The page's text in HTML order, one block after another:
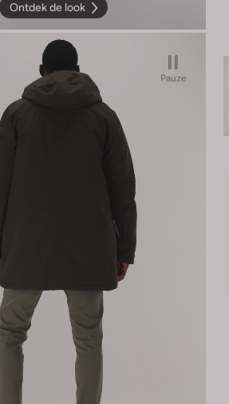
Ontdek de look
Pauze